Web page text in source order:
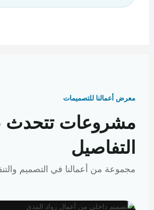
معرض أعمالنا للتصميمات
مشروعات تتحدث
التفاصيل
مجموعة من أعمالنا في التصميم